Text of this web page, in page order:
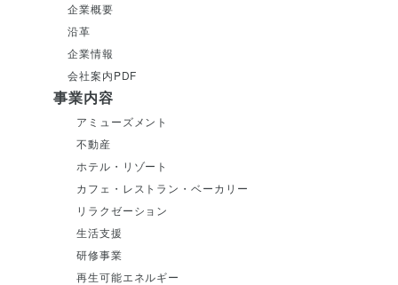
企業概要
沿革
企業情報
会社案内PDF
事業内容
アミューズメント
不動産
ホテル・リゾート
カフェ・レストラン・ベーカリー
リラクゼーション
生活支援
研修事業
再生可能エネルギー